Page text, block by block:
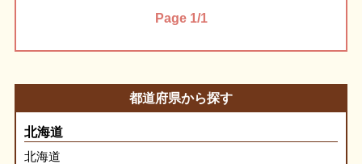
Page 1/1
都道府県から探す
北海道
北海道